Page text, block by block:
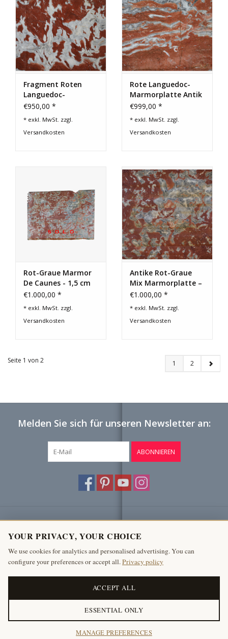
Fragment Roten
Languedoc-
Marmortafel
€950,00 *
* exkl. MwSt. zzgl.
Versandkosten
Rote Languedoc-
Marmorplatte Antik
€999,00 *
* exkl. MwSt. zzgl.
Versandkosten
Rot-Graue Marmor
De Caunes - 1,5 cm
Dick
€1.000,00 *
* exkl. MwSt. zzgl.
Versandkosten
Antike Rot-Graue
Mix Marmorplatte –
190 cm – 135 cm –
€1.000,00 *
* exkl. MwSt. zzgl.
Versandkosten
Seite 1 von 2 1 2
Melden Sie sich für unseren Newsletter an:
ABONNIEREN
Produkte
Mein Konto
The Antique Fireplace Bank
YOUR PRIVACY, YOUR CHOICE
We use cookies for analytics and personalised advertising. You can
configure your preferences or accept all.Privacy policy
ACCEPT ALL
ESSENTIAL ONLY
MANAGE PREFERENCES